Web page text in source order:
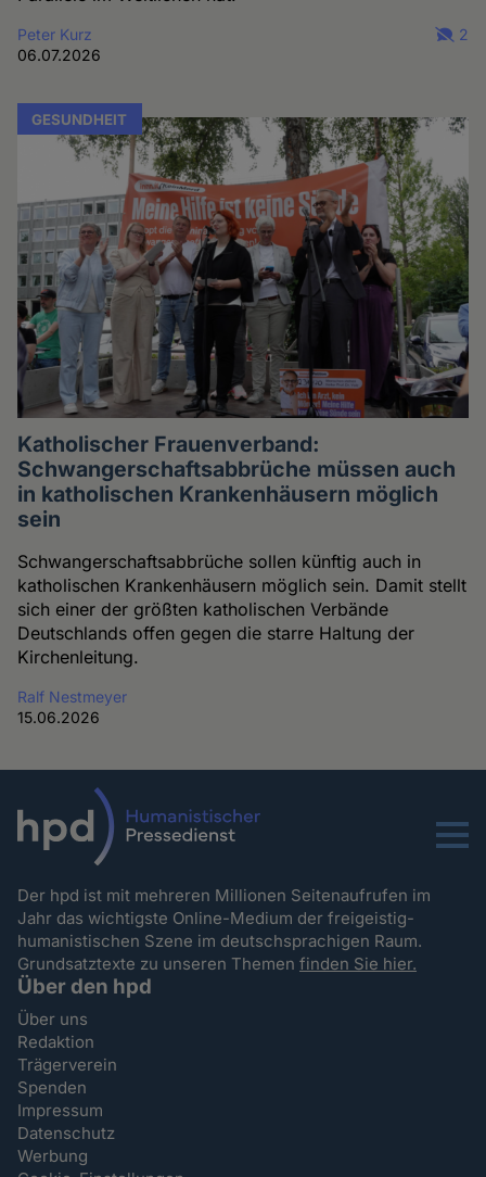
Peter Kurz
06.07.2026
2
GESUNDHEIT
Katholischer Frauenverband:
Schwangerschaftsabbrüche müssen auch
in katholischen Krankenhäusern möglich
sein
Schwangerschaftsabbrüche sollen künftig auch in
katholischen Krankenhäusern möglich sein. Damit stellt
sich einer der größten katholischen Verbände
Deutschlands offen gegen die starre Haltung der
Kirchenleitung.
Ralf Nestmeyer
15.06.2026
Menu
Der hpd ist mit mehreren Millionen Seitenaufrufen im
Jahr das wichtigste Online-Medium der freigeistig-
humanistischen Szene im deutschsprachigen Raum.
Grundsatztexte zu unseren Themenfinden Sie hier.
Über den hpd
Über uns
Redaktion
Trägerverein
Spenden
Impressum
Datenschutz
Werbung